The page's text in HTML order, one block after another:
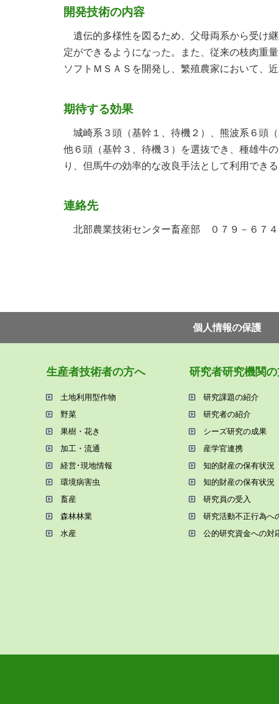
開発技術の内容
遺伝的多様性を図るため、父母両系から受け
定ができるようになった。また、従来の枝肉重
ソフトＭＳＡＳを開発し、繁殖農家において、
期待する効果
城崎系３頭（基幹１、待機２）、熊波系６頭
他６頭（基幹３、待機３）を選抜でき、種雄牛
り、但馬牛の効率的な改良手法として利用できる
連絡先
北部農業技術センター畜産部 ０７９－６７４
個⼈情報の保護
⽣産者技術者の⽅へ
⼟地利⽤型作物
野菜
果樹・花き
加⼯・流通
経営･現地情報
環境病害⾍
畜産
森林林業
⽔産
研究者研究機関
研究課題の紹介
研究者の紹介
シーズ研究の成果
産学官連携
知的財産の保有状況
知的財産の保有状況
研究員の受⼊
研究活動不正⾏為へ
公的研究資金への対